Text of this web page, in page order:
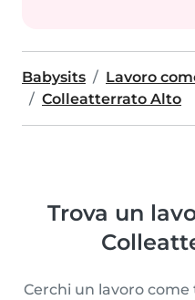
Babysits
Lavoro
Colleatterrato Alto
Trova un
Cerchi un lavoro